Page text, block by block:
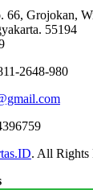
66, Grojokan,
55194
2648-980
. All Rights